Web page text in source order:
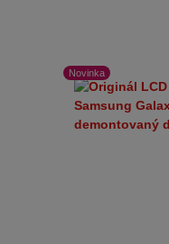
Novinka